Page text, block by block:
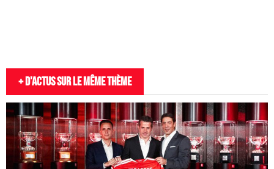
+ D'actus sur le même thème